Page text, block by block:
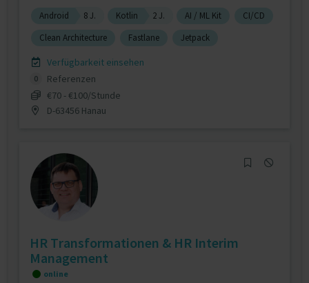
Android 8 J. Kotlin 2 J. AI / ML Kit
CI/CD
Clean Architecture
Fastlane Jetpack
Verfügbarkeit einsehen
0
Referenzen
€70 - €100/Stunde
D-63456 Hanau
HR Transformationen & HR Interim
Management
online